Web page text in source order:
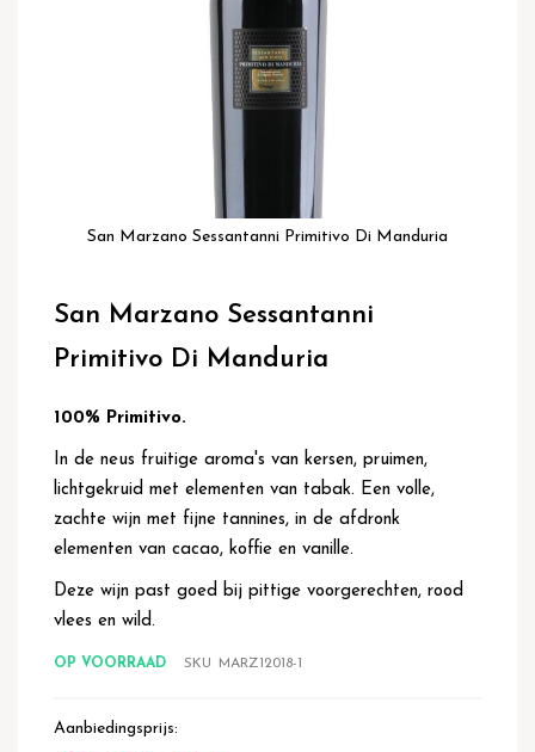
San Marzano Sessantanni Primitivo Di Manduria
het
van
afbeeldingen-
San Marzano Sessantanni
Primitivo Di Manduria
100% Primitivo.
In de neus fruitige aroma's van kersen, pruimen,
lichtgekruid met elementen van tabak. Een volle,
zachte wijn met fijne tannines, in de afdronk
elementen van cacao, koffie en vanille.
Deze wijn past goed bij pittige voorgerechten, rood
vlees en wild.
OP VOORRAAD SKU MARZ12018-1
Aanbiedingsprijs